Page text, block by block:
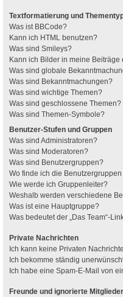
Textformatierung und
Was ist BBCode?
Kann ich HTML benutzen?
Was sind Smileys?
Kann ich Bilder in meine Beiträge
Was sind globale
Was sind Bekanntmachungen?
Was sind wichtige Themen?
Was sind geschlossene Themen?
Was sind Themen-Symbole?
Benutzer-Stufen und Gruppen
Was sind Administratoren?
Was sind Moderatoren?
Was sind Benutzergruppen?
Wo finde ich die
Wie werde ich Gruppenleiter?
Weshalb werden verschiedene
Was ist eine Hauptgruppe?
Was bedeutet der „Das Team“-
Private Nachrichten
Ich kann keine Privaten
Ich bekomme ständig
Ich habe eine Spam-E-Mail von
Freunde und ignorierte Mitglieder